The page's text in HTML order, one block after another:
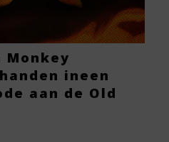
Monkey
ineen
aan de Old